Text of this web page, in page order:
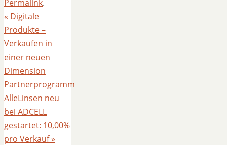
Permalink.
« Digitale
Produkte –
Verkaufen in
einer neuen
Dimension
Partnerprogramm
AlleLinsen neu
bei ADCELL
gestartet: 10,00%
pro Verkauf»